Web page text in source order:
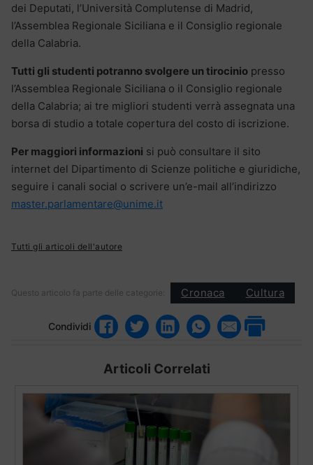
dei Deputati, l’Università Complutense di Madrid,
l’Assemblea Regionale Siciliana e il Consiglio regionale
della Calabria.
Tutti gli studenti potranno svolgere un tirocinio presso
l’Assemblea Regionale Siciliana o il Consiglio regionale
della Calabria; ai tre migliori studenti verrà assegnata una
borsa di studio a totale copertura del costo di iscrizione.
Per maggiori informazioni si può consultare il sito
internet del Dipartimento di Scienze politiche e giuridiche,
seguire i canali social o scrivere un’e-mail all’indirizzo
master.parlamentare@unime.it
Tutti gli articoli dell'autore
Questo articolo fa parte delle categorie: Cronaca Cultura
Condividi
Articoli Correlati